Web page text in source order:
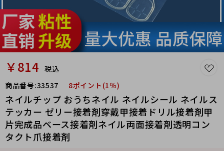
￥814 税込
商品番号:33537 8ポイント(1％)
ネイルチップ おうちネイル ネイルシール ネイルス
テッカー ゼリー接着剤穿戴甲接着ドリル接着剤甲
片完成品ベース接着剤ネイル両面接着剤透明コン
タクト爪接着剤